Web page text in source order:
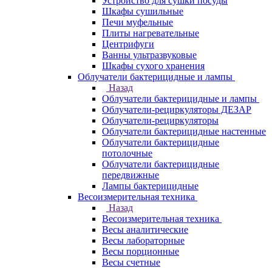
Шкафы сушильные
Печи муфельные
Плиты нагревательные
Центрифуги
Ванны ультразвуковые
Шкафы сухого хранения
Облучатели бактерицидные и лампы
Назад
Облучатели бактерицидные и лампы
Облучатели-рециркуляторы ДЕЗАР
Облучатели-рециркуляторы
Облучатели бактерицидные настенные
Облучатели бактерицидные
потолочные
Облучатели бактерицидные
передвижные
Лампы бактерицидные
Весоизмерительная техника
Назад
Весоизмерительная техника
Весы аналитические
Весы лабораторные
Весы порционные
Весы счетные